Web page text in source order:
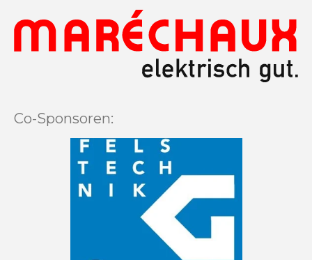
Co-Sponsoren: